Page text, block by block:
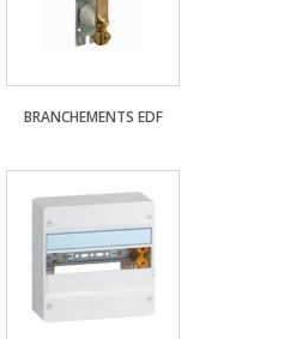
BRANCHEMENTS EDF